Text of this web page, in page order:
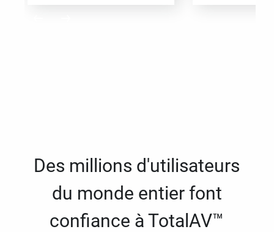
Des millions d'utilisateurs
du monde entier font
confiance à TotalAV™